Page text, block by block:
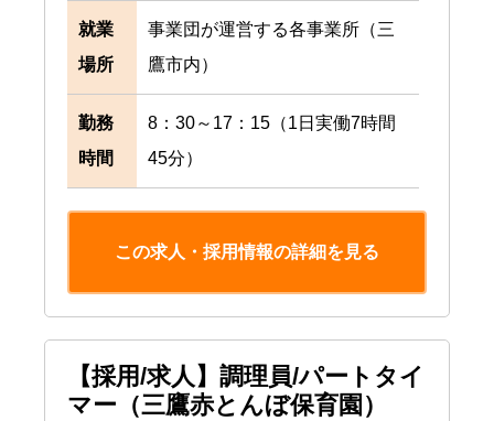
就業
場所
事業団が運営する各事業所（三
鷹市内）
勤務
時間
8：30～17：15（1日実働7時間
45分）
この求人・採用情報の詳細を見る
【採用/求人】調理員/パートタイ
マー（三鷹赤とんぼ保育園）